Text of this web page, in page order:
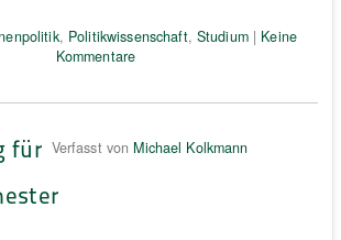
, Politikwissenschaft, Studium| Keine
Kommentare
für Verfasst von Michael Kolkmann